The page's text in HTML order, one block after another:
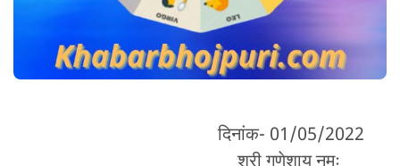
दिनांक- 01/05/2022